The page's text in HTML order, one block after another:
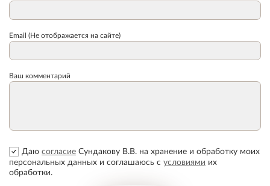
Email (Не отображается на сайте)
Ваш комментарий
Даю согласие Сундакову В.В. на хранение и обработку моих
персональных данных и соглашаюсь с условиями их
обработки.